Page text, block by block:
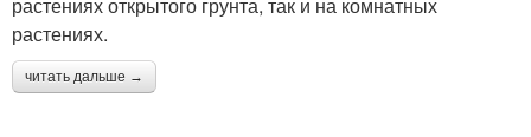
растениях.
читать дальше →